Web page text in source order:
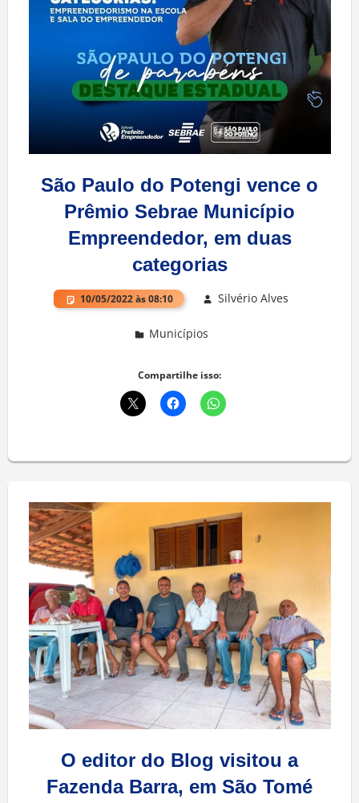
São Paulo do Potengi vence o
Prêmio Sebrae Município
Empreendedor, em duas
categorias
10/05/2022 às 08:10 Silvério Alves
Municípios
Compartilhe isso:
O editor do Blog visitou a
Fazenda Barra, em São Tomé